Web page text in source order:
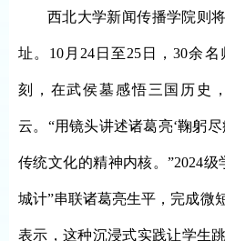
西北大学新闻传播学院则
址。 10月24日至25日，30余
刻，在武侯墓感悟三国历史
云。“用镜头讲述诸葛亮‘鞠躬
传统文化的精神内核。”2024
城计”串联诸葛亮生平，完成微
表示，这种沉浸式实践让学生